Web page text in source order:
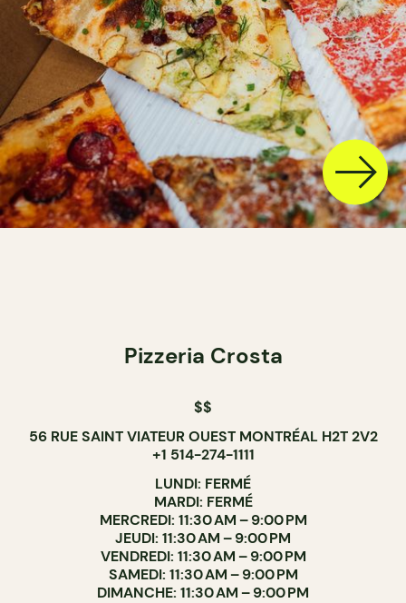
Pizzeria Crosta
$$
56 RUE SAINT VIATEUR OUEST MONTRÉAL H2T 2V2
+1 514-274-1111
LUNDI: FERMÉ
MARDI: FERMÉ
MERCREDI: 11:30 AM – 9:00 PM
JEUDI: 11:30 AM – 9:00 PM
VENDREDI: 11:30 AM – 9:00 PM
SAMEDI: 11:30 AM – 9:00 PM
DIMANCHE: 11:30 AM – 9:00 PM